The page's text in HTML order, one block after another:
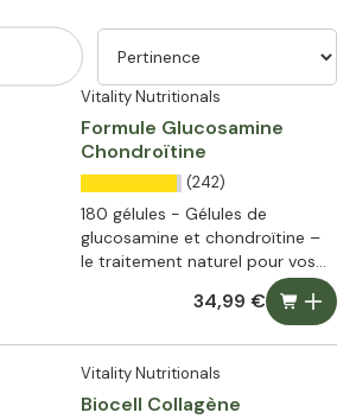
Vitality Nutritionals
Formule Glucosamine
Chondroïtine
(242)
180 gélules - Gélules de
glucosamine et chondroïtine –
le traitement naturel pour vos
34,99 €
Vitality Nutritionals
Biocell Collagène